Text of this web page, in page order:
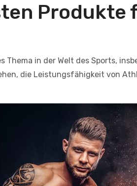
Produkte
Thema in der Welt des Sports,
die Leistungsfähigkeit von